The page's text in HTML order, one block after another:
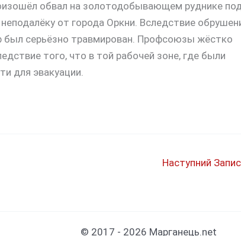
обвал на золотодобывающем руднике
от города Оркни. Вследствие
был серьёзно травмирован. Профсоюзы жёстко
того, что в той рабочей зоне, где были
для эвакуации.
Наступний Запис
© 2017 - 2026 Марганець.net